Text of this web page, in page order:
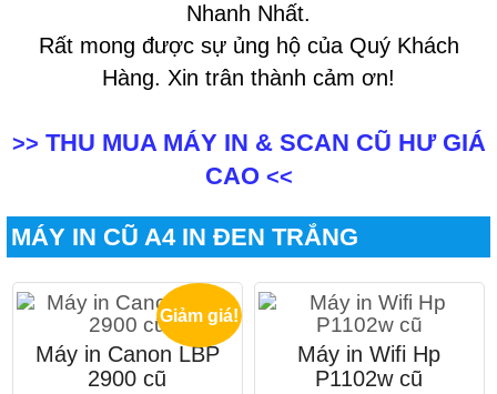
Nhanh Nhất.
Rất mong được sự ủng hộ của Quý Khách
Hàng. Xin trân thành cảm ơn!
>> THU MUA MÁY IN & SCAN CŨ HƯ GIÁ
CAO<<
MÁY IN CŨ A4 IN ĐEN TRẮNG
Giảm giá!
Máy in Canon LBP
2900 cũ
Máy in Wifi Hp
P1102w cũ